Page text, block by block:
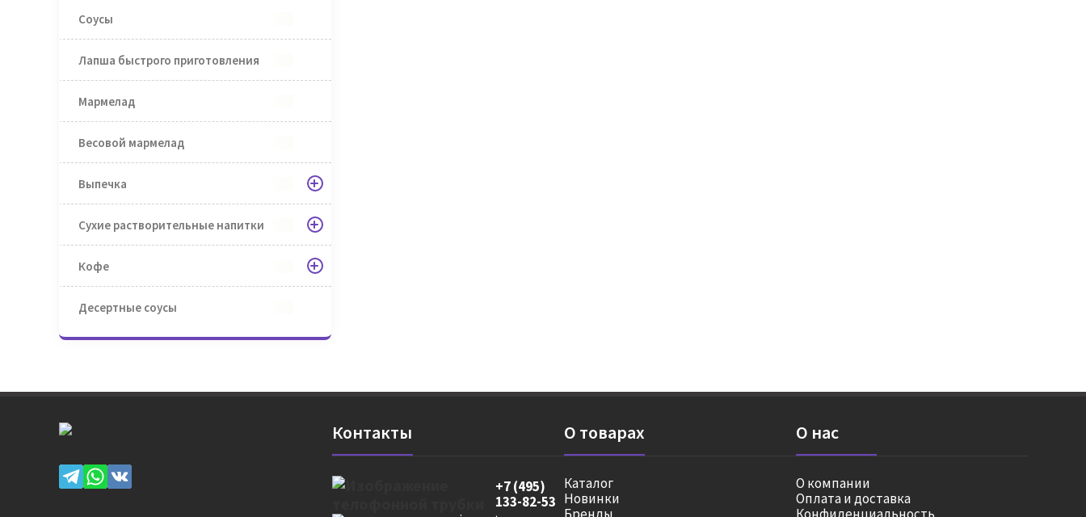
Соусы
Лапша быстрого приготовления
Мармелад
Весовой мармелад
Выпечка
Сухие растворительные напитки
Кофе
Десертные соусы
Контакты
+7 (495)
133-82-53
О товарах
Каталог
Новинки
О нас
О компании
Оплата и доставка